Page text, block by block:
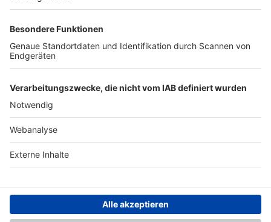
TOP-PARTNER
Nutzungsbedingungen Datenschutz Impressum